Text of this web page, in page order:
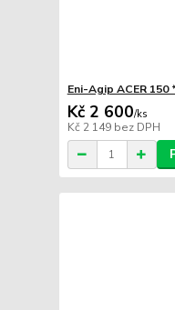
Eni-Agip ACER 150
Kč 2 600/ks
Kč 2 149 bez DPH